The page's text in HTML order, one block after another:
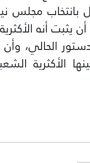
التي تقول
أنه
الحالي،
الأكثرية